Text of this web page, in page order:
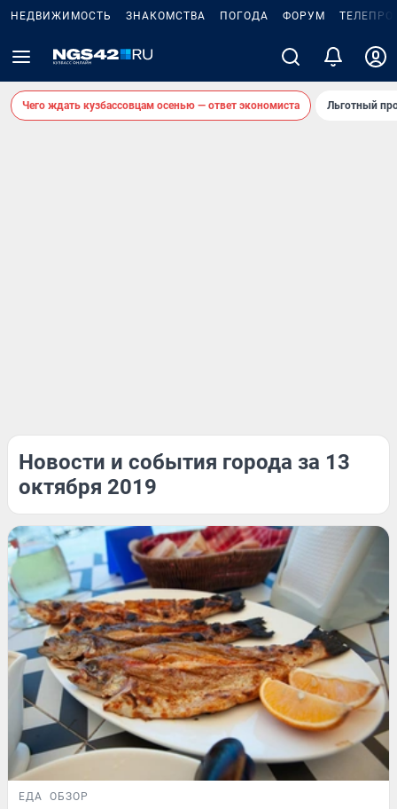
НЕДВИЖИМОСТЬ ЗНАКОМСТВА ПОГОДА ФОРУМ
Чего ждать кузбассовцам осенью — ответ экономиста Льготный
Новости и события города за 13
октября 2019
ЕДА ОБЗОР